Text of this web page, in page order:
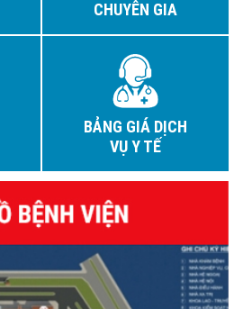
CHUYÊN GIA
BẢNG GIÁ DỊCH
VỤ Y TẾ